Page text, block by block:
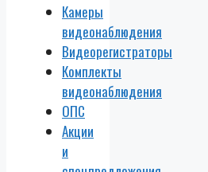
Камеры
видеонаблюдения
Видеорегистраторы
Комплекты
видеонаблюдения
ОПС
Акции
и